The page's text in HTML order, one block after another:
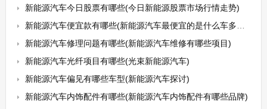
新能源汽车今日股票有哪些(今日新能源股票市场行情走势)
新能源汽车便宜款有哪些(新能源汽车最便宜的是什么车多少钱)
新能源汽车修理问题有哪些(新能源汽车维修有哪些项目)
新能源汽车光纤项目有哪些(光束新能源汽车)
新能源汽车偏见有哪些车型(新能源汽车探讨)
新能源汽车内饰配件有哪些(新能源汽车内饰配件有哪些品牌)